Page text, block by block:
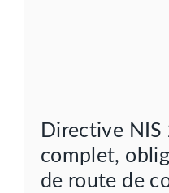
Directive NIS
complet,
de route de